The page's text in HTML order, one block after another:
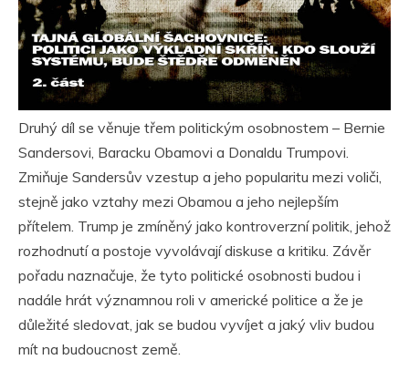
Druhý díl se věnuje třem politickým osobnostem – Bernie
Sandersovi, Baracku Obamovi a Donaldu Trumpovi.
Zmiňuje Sandersův vzestup a jeho popularitu mezi voliči,
stejně jako vztahy mezi Obamou a jeho nejlepším
přítelem. Trump je zmíněný jako kontroverzní politik, jehož
rozhodnutí a postoje vyvolávají diskuse a kritiku. Závěr
pořadu naznačuje, že tyto politické osobnosti budou i
nadále hrát významnou roli v americké politice a že je
důležité sledovat, jak se budou vyvíjet a jaký vliv budou
mít na budoucnost země.